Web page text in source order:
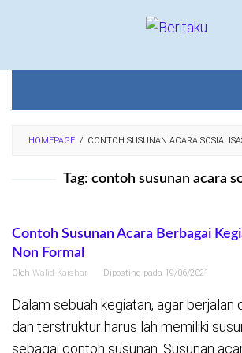
HOMEPAGE / CONTOH SUSUNAN ACARA
Tag: contoh susunan acara
Contoh Susunan Acara Berbagai
Non Formal
Oleh Walid Kaishar Diposting pada 19/06/2021
Dalam sebuah kegiatan, agar berjalan
dan terstruktur harus lah memiliki
sebagai contoh susunan. Susunan